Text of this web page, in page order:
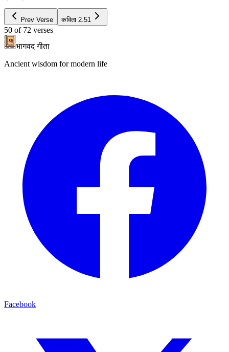
Prev Verse कविता 2.51
50 of 72 verses
भागवद गीता
Ancient wisdom for modern life
Facebook